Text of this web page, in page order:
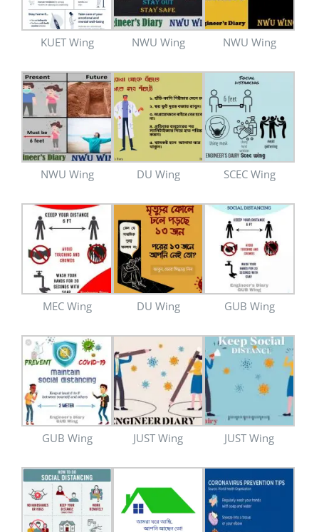
KUET Wing NWU Wing NWU Wing
NWU Wing DU Wing SCEC Wing
MEC Wing DU Wing GUB Wing
GUB Wing JUST Wing JUST Wing